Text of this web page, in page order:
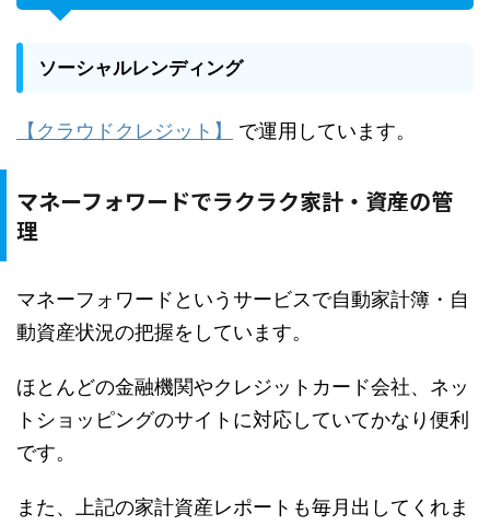
ソーシャルレンディング
【クラウドクレジット】 で運用しています。
マネーフォワードでラクラク家計・資産の管
理
マネーフォワードというサービスで自動家計簿・自
動資産状況の把握をしています。
ほとんどの金融機関やクレジットカード会社、ネッ
トショッピングのサイトに対応していてかなり便利
です。
また、上記の家計資産レポートも毎月出してくれま